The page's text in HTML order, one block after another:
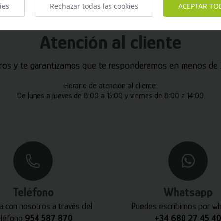
Atención al cliente
y te garantizamos que te responderemos en menos de
Horario de atención al cliente:
De lunes a jueves de 8:00 a 15:00 y viernes de 8:00 a 14:00
Teléfono
con nosotros a través del
954 587 870
Whatsapp
Puedes escribirnos por
+34 680 27 45 40
Rechazar todas las cookies ACEPTAR